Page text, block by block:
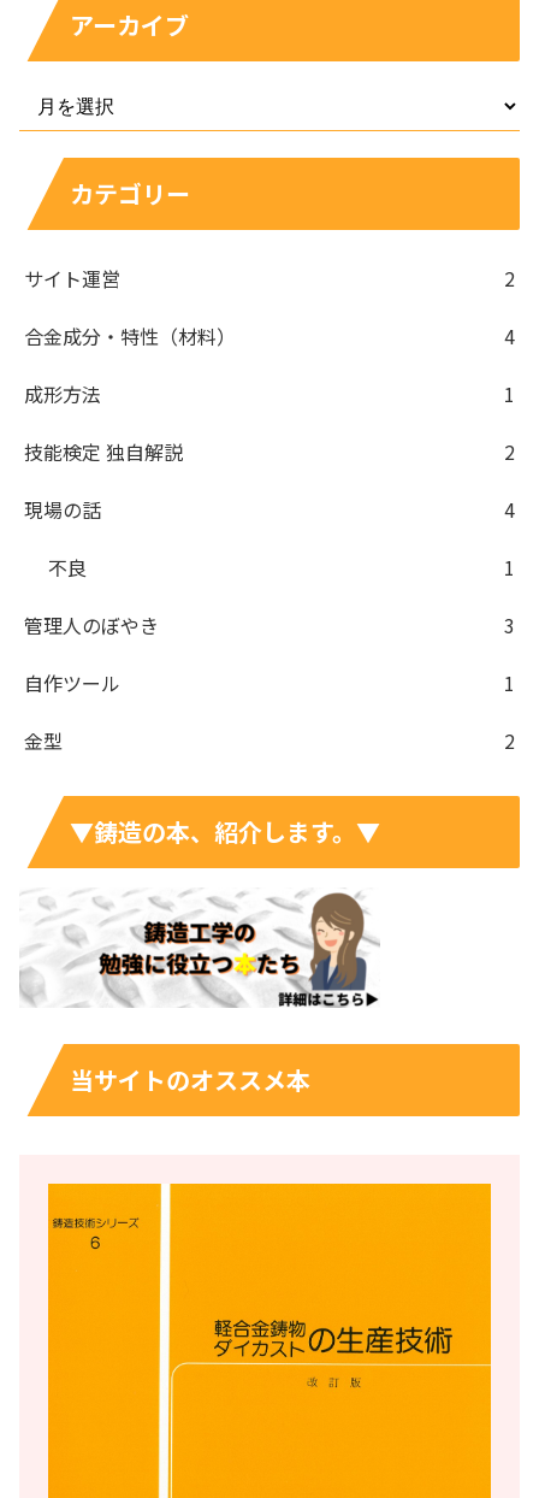
アーカイブ
カテゴリー
サイト運営
2
合金成分・特性（材料）
4
成形方法
1
技能検定 独自解説
2
現場の話
4
不良
1
管理人のぼやき
3
自作ツール
1
金型
2
▼鋳造の本、紹介します。▼
当サイトのオススメ本